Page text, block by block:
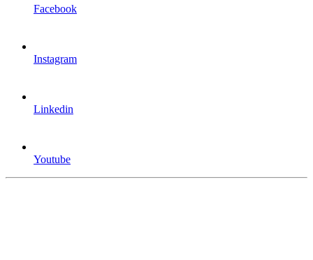
Facebook
Instagram
Linkedin
Youtube